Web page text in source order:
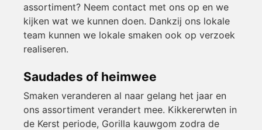
assortiment? Neem contact met ons op en we
kijken wat we kunnen doen. Dankzij ons lokale
team kunnen we lokale smaken ook op verzoek
realiseren.
Saudades of heimwee
Smaken veranderen al naar gelang het jaar en
ons assortiment verandert mee. Kikkererwten in
de Kerst periode, Gorilla kauwgom zodra de